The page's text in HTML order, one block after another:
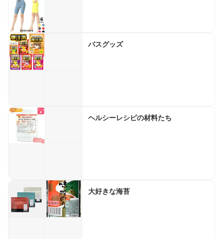
バスグッズ
ヘルシーレシピの材料たち
大好きな海苔